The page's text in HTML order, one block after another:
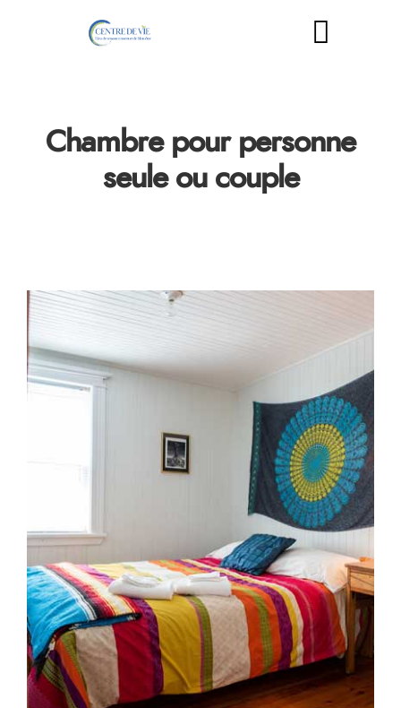
Chambre pour personne
seule ou couple